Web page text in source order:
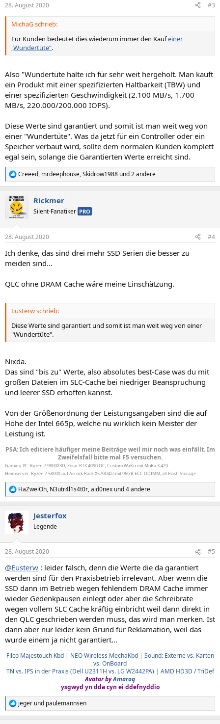
e
n
28. August 2020 #3
MichaG schrieb:
Für Kunden bedeutet dies wiederum immer den Kaufeiner
„Wundertüte“.
Also "Wundertüte halte ich für sehr weit hergeholt. Man kauft
ein Produkt mit einer spezifizierten Haltbarkeit (TBW) und
einer spezifizierten Geschwindigkeit (2.100 MB/s, 1.700
MB/s, 220.000/200.000 IOPS).
Diese Werte sind garantiert und somit ist man weit weg von
einer "Wundertüte". Was da jetzt für ein Controller oder ein
Speicher verbaut wird, sollte dem normalen Kunden komplett
egal sein, solange die Garantierten Werte erreicht sind.
R
e
k
t
i
e
:
Creeed, mrdeephouse,Skidrow1988 und 2 andere
Rickmer
Silent-Fanatiker PRO
28. August 2020 #4
Ich denke, das sind drei mehr SSD Serien die besser zu
meiden sind...
QLC ohne DRAM Cache wäre meine Einschätzung.
Eusterw schrieb:
Diese Werte sind garantiert und somit ist man weit weg von einer
"Wundertüte".
Nixda.
Das sind "bis zu" Werte, also absolutes best-Case was du mit
großen Dateien im SLC-Cache bei niedriger Beanspruchung
und leerer SSD erhoffen kannst.
Von der Größenordnung der Leistungsangaben sind die auf
Höhe der Intel 665p, welche nu wirklich kein Meister der
Leistung ist.
PSA: Ich editiere häufiger meine Beiträge weil mir noch was einfällt. Im
Zweifelsfall bitte mal F5 versuchen.
Gaming PC: Ryzen 7 9800X3D, Zotac RTX 4090 OC, Custom WaKü mit MoRa 3 420
Heimserver: Ryzen 7 5800X auf Asrock Rack X570D4U mit 96GB ECC UDIMM, all-Flash Storage
R
e
k
t
e
:
HaZweiOh, N3utr4l1s4t0r,aid0nex und 4 andere
Jesterfox
Legende
28. August 2020 #5
@Eusterw : leider falsch, denn die Werte die da garantiert
werden sind für den Praxisbetrieb irrelevant. Aber wenn die
SSD dann im Betrieb wegen fehlendem DRAM Cache immer
wieder Gedenkpausen einlegt oder aber die Schreibrate
wegen vollem SLC Cache kräftig einbricht weil dann direkt in
den QLC geschrieben werden muss, das wird man merken. Ist
dann aber nur leider kein Grund für Reklamation, weil das
wurde einem ja nicht garantiert...
Filco Majestouch Kbd| NEO Wireless MechaKbd| Sound: Externe vs. Karten
vs. OnBoard
TN vs. IPS in der Praxis (Dell U2311H vs. LG W2442PA) | AMD HD3D / TriDef
Avatar byAmaroq
ysgwyd yn dda cyn ei ddefnyddio
R
e
jeger und paulemannsen